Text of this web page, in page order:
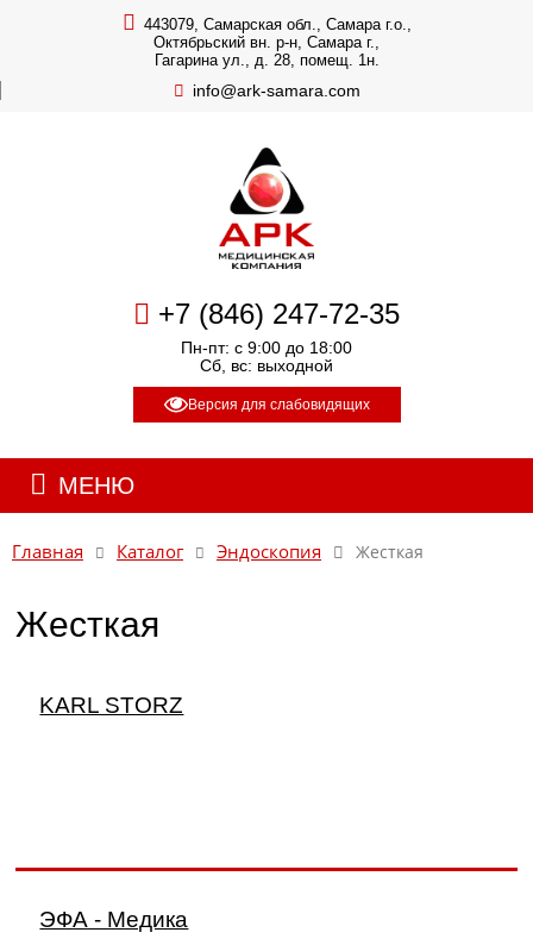
443079, Самарская обл., Самара г.о.,
Октябрьский вн. р-н, Самара г.,
Гагарина ул., д. 28, помещ. 1н.
info@ark-samara.com
+7 (846) 247-72-35
Пн-пт: с 9:00 до 18:00
Сб, вс: выходной
Версия для слабовидящих
МЕНЮ
Главная Каталог Эндоскопия Жесткая
Жесткая
KARL STORZ
ЭФА - Медика